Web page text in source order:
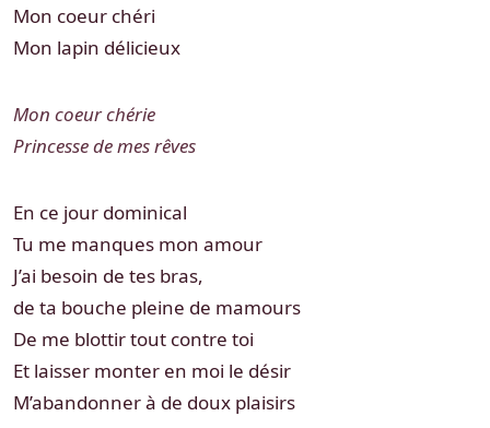
Mon coeur chéri
Mon lapin délicieux
Mon coeur chérie
Princesse de mes rêves
En ce jour dominical
Tu me manques mon amour
J’ai besoin de tes bras,
de ta bouche pleine de mamours
De me blottir tout contre toi
Et laisser monter en moi le désir
M’abandonner à de doux plaisirs